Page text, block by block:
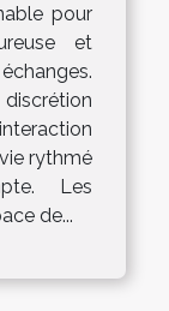
pour
et
rythmé
Les
de...